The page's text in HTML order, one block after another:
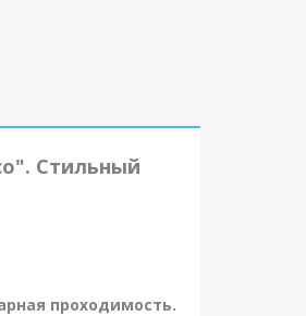
Стильный
проходимость.